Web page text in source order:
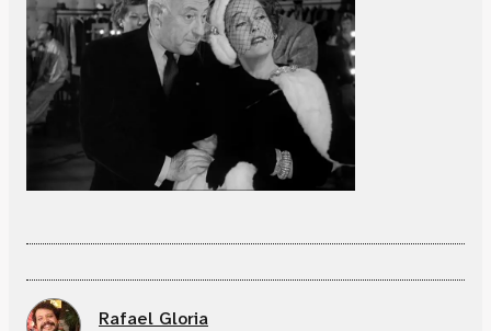
Rafael Gloria